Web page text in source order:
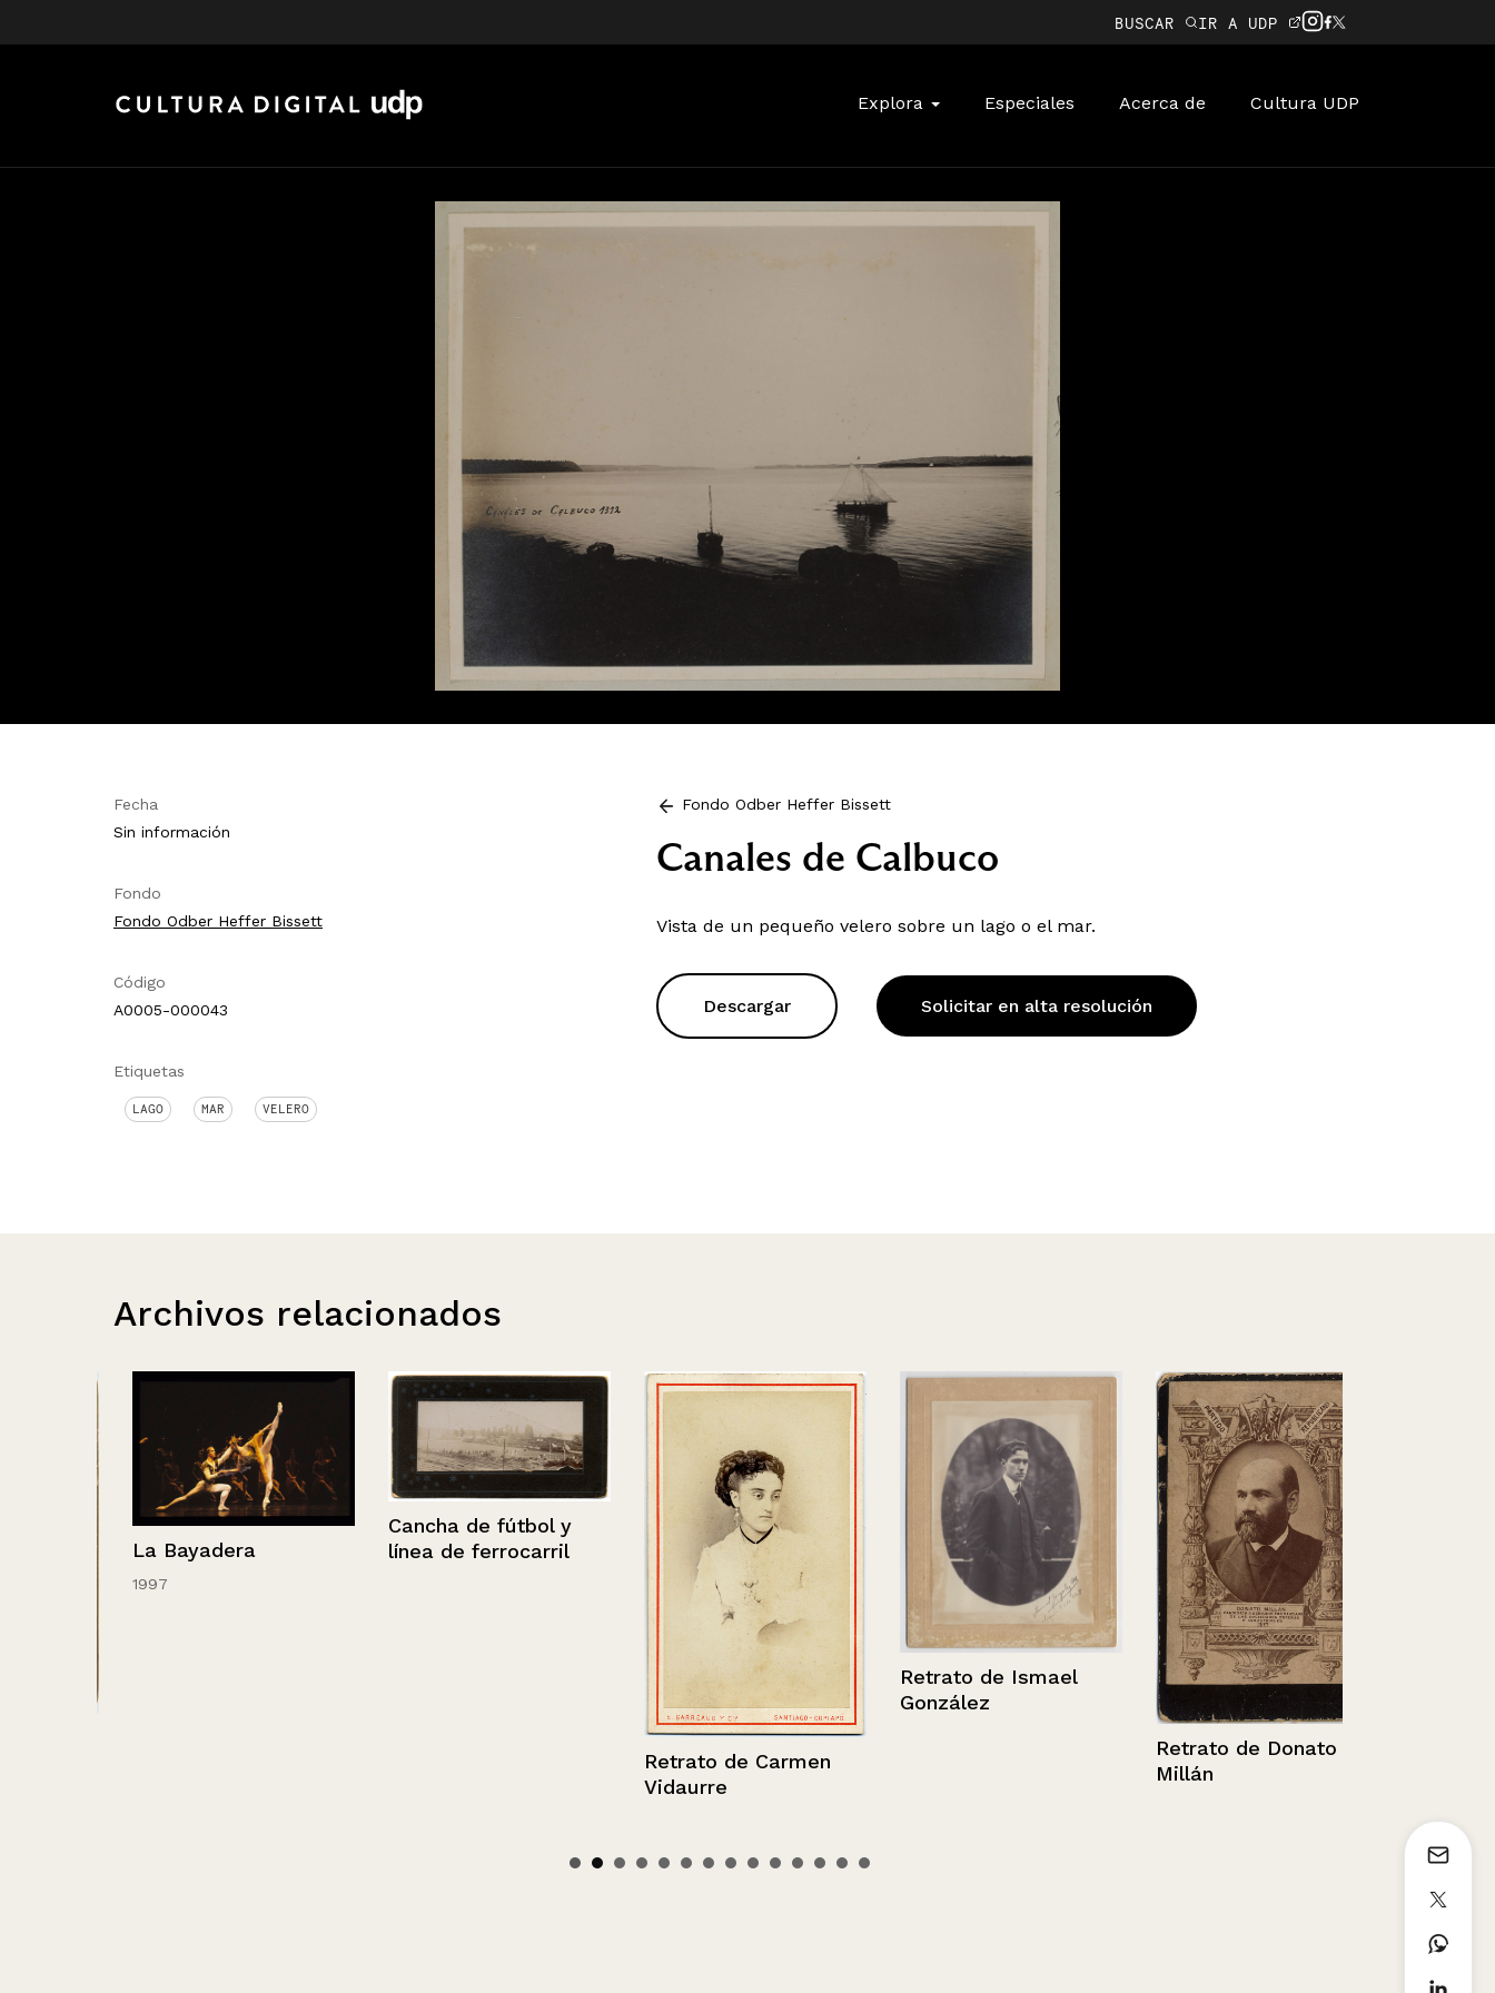
BUSCAR IR A UDP
Explora Especiales Acerca de Cultura UDP
Fecha
Sin información
Fondo
Fondo Odber Heffer Bissett
Código
A0005-000043
Etiquetas
LAGO MAR VELERO
Fondo Odber Heffer Bissett
Canales de Calbuco
Vista de un pequeño velero sobre un lago o el mar.
Descargar Solicitar en alta resolución
Archivos relacionados
La Bayadera
Cancha de fútbol y
línea de ferrocarril
Retrato de Carmen
Vidaurre
Retrato de Ismael
González
Retrato de Donato
Millán